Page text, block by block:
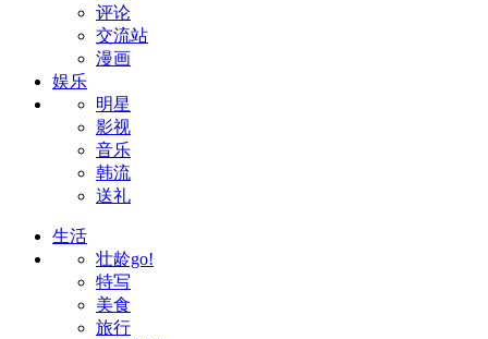
评论
交流站
漫画
娱乐
明星
影视
音乐
韩流
送礼
生活
壮龄go!
特写
美食
旅行